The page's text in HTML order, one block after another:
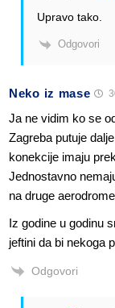
Upravo tako.
Odgovori
Neko iz mase
Ja ne vidim ko se
Zagreba putuje
konekcije imaju
Jednostavno
na druge
Iz godine u godinu
jeftini da bi nekoga
Odgovori